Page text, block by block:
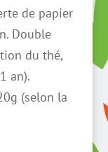
de papier
Double
du thé,
an).
(selon la